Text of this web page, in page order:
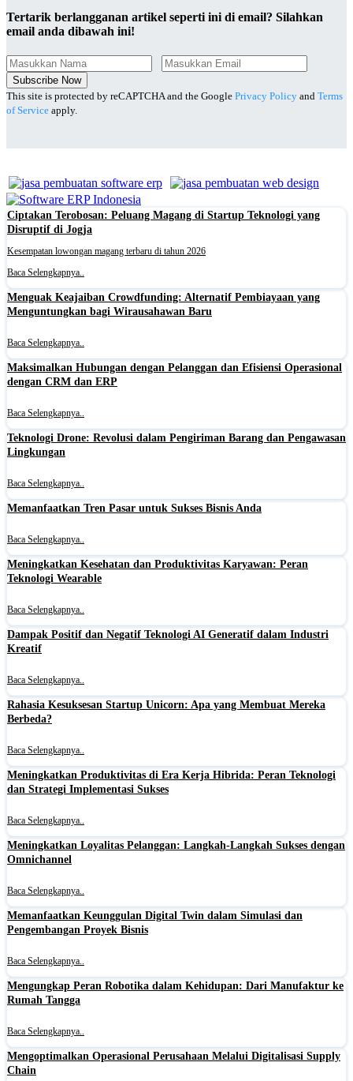
Tertarik berlangganan artikel seperti ini di email? Silahkan
email anda dibawah ini!
Subscribe Now
This site is protected by reCAPTCHA and the Google Privacy Policy and Terms
of Service apply.
Ciptakan Terobosan: Peluang Magang di Startup Teknologi yang
Disruptif di Jogja
Kesempatan lowongan magang terbaru di tahun 2026
Baca Selengkapnya..
Menguak Keajaiban Crowdfunding: Alternatif Pembiayaan yang
Menguntungkan bagi Wirausahawan Baru
Baca Selengkapnya..
Maksimalkan Hubungan dengan Pelanggan dan Efisiensi Operasional
dengan CRM dan ERP
Baca Selengkapnya..
Teknologi Drone: Revolusi dalam Pengiriman Barang dan Pengawasan
Lingkungan
Baca Selengkapnya..
Memanfaatkan Tren Pasar untuk Sukses Bisnis Anda
Baca Selengkapnya..
Meningkatkan Kesehatan dan Produktivitas Karyawan: Peran
Teknologi Wearable
Baca Selengkapnya..
Dampak Positif dan Negatif Teknologi AI Generatif dalam Industri
Kreatif
Baca Selengkapnya..
Rahasia Kesuksesan Startup Unicorn: Apa yang Membuat Mereka
Berbeda?
Baca Selengkapnya..
Meningkatkan Produktivitas di Era Kerja Hibrida: Peran Teknologi
dan Strategi Implementasi Sukses
Baca Selengkapnya..
Meningkatkan Loyalitas Pelanggan: Langkah-Langkah Sukses dengan
Omnichannel
Baca Selengkapnya..
Memanfaatkan Keunggulan Digital Twin dalam Simulasi dan
Pengembangan Proyek Bisnis
Baca Selengkapnya..
Mengungkap Peran Robotika dalam Kehidupan: Dari Manufaktur ke
Rumah Tangga
Baca Selengkapnya..
Mengoptimalkan Operasional Perusahaan Melalui Digitalisasi Supply
Chain